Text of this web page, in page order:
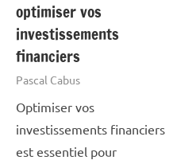
optimiser vos
investissements
financiers
Pascal Cabus
Optimiser vos
investissements financiers
est essentiel pour